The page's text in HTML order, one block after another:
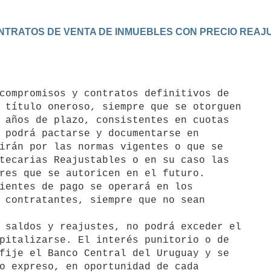
DE VENTA DE INMUEBLES CON PRECIO
título oneroso, siempre que se otorguen
de plazo, consistentes en cuotas
pactarse y documentarse en
por las normas vigentes o que se
Reajustables o en su caso las
que se autoricen en el futuro.
siempre que no sean
El interés punitorio o de
el Banco Central del Uruguay y se
en oportunidad de cada